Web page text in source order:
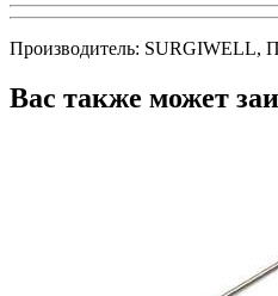
Производитель: SURGIWELL,
Вас также может